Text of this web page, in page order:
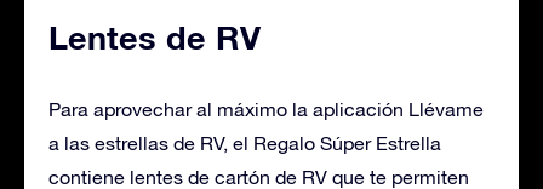
Lentes de RV
Para aprovechar al máximo la aplicación Llévame
a las estrellas de RV, el Regalo Súper Estrella
contiene lentes de cartón de RV que te permiten